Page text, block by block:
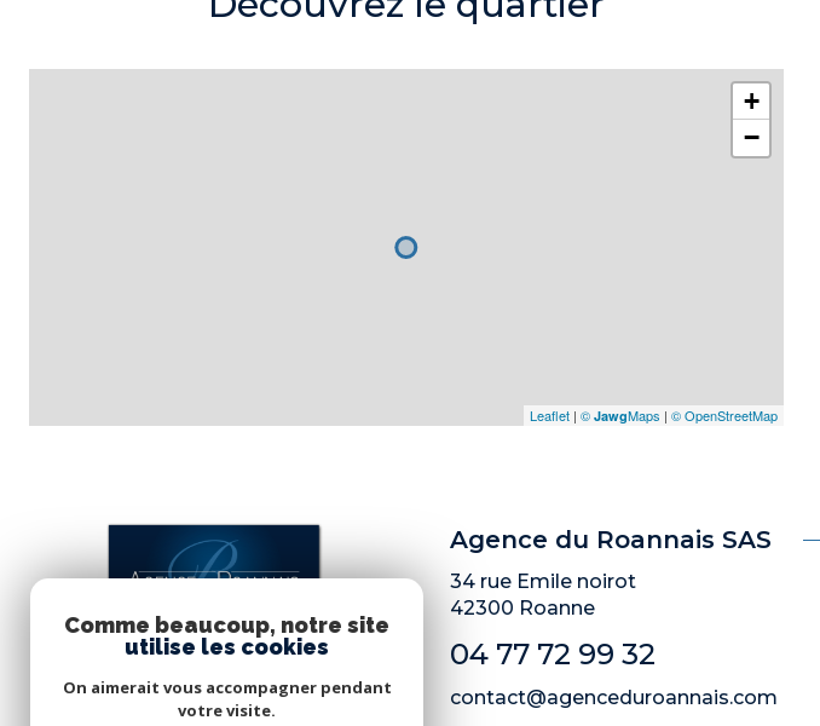
+
−
Leaflet | © JawgMaps | © OpenStreetMap
Agence du Roannais SAS
34 rue Emile noirot
42300 Roanne
04 77 72 99 32
contact@agenceduroannais.com
Comme beaucoup, notre site
utilise les cookies
On aimerait vous accompagner pendant
votre visite.